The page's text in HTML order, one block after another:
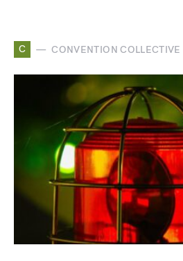
C CONVENTION COLLECTIVE